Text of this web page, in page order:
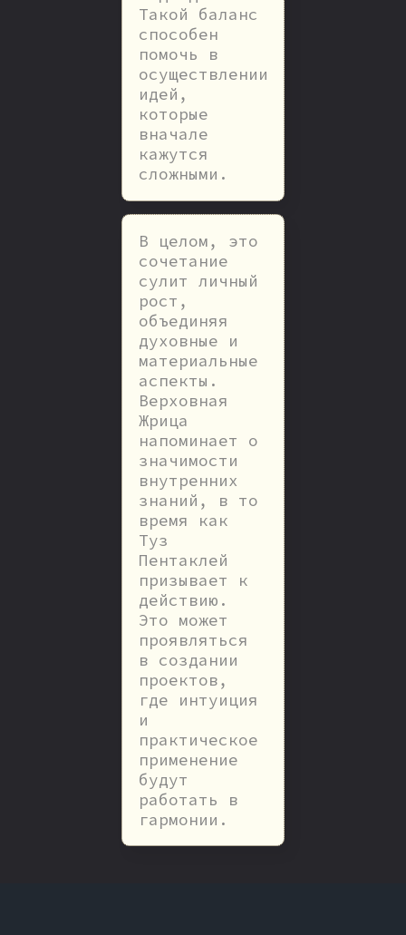
Такой баланс
способен
помочь в
осуществлении
идей,
которые
вначале
кажутся
сложными.
В целом, это
сочетание
сулит личный
рост,
объединяя
духовные и
материальные
аспекты.
Верховная
Жрица
напоминает о
значимости
внутренних
знаний, в то
время как
Туз
Пентаклей
призывает к
действию.
Это может
проявляться
в создании
проектов,
где интуиция
и
практическое
применение
будут
работать в
гармонии.